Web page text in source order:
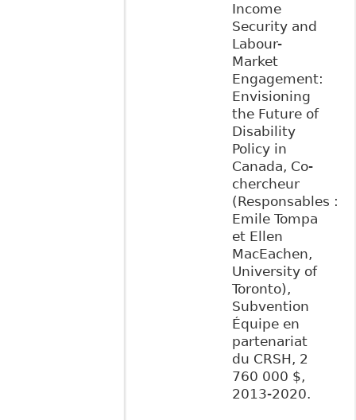
Income
Security and
Labour-
Market
Engagement:
Envisioning
the Future of
Disability
Policy in
Canada, Co-
chercheur
(Responsables :
Emile Tompa
et Ellen
MacEachen,
University of
Toronto),
Subvention
Équipe en
partenariat
du CRSH, 2
760 000 $,
2013-2020.